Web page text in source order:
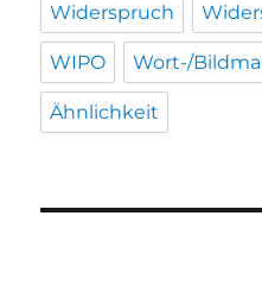
Widerspruch
WIPO Wort-/
Ähnlichkeit